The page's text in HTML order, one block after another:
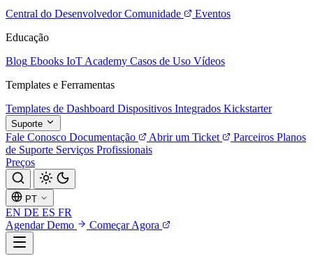
Central do Desenvolvedor Comunidade
Eventos
Educação
Blog Ebooks IoT Academy Casos de Uso Vídeos
Templates e Ferramentas
Templates de Dashboard Dispositivos Integrados Kickstarter
Suporte
Fale Conosco Documentação Abrir um Ticket Parceiros Planos
de Suporte Serviços Profissionais
Preços
PT
EN DE ES FR
Agendar Demo
Começar Agora